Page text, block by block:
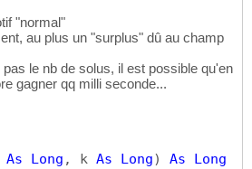
(chaine As String)
)
"normal"
au plus un "surplus" dû au champ
le nb de solus, il est possible qu'en
gagner qq milli seconde...
As Long , k As Long) As Long